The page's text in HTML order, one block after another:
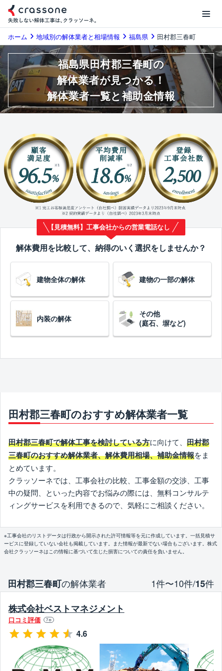
ホーム 地域別の解体業者と相場情報 福島県 田村郡三春町
福島県田村郡三春町の
解体業者が見つかる！
解体業者一覧と補助金情報
【見積無料】工事会社からの営業電話なし
解体費用を比較して、納得のいく選択をしませんか？
建物全体の解体 建物の一部の解体
内装の解体
その他
(庭石、塀など)
田村郡三春町のおすすめ解体業者一覧
田村郡三春町で解体工事を検討している方に向けて、 田村郡
三春町のおすすめ解体業者、解体費用相場、補助金情報をま
とめています。
クラッソーネでは、工事会社の比較、工事金額の交渉、工事
中の疑問、といった内容でお悩みの際には、無料コンサルテ
ィングサービスを利用できるので、気軽にご相談ください。
※工事会社のリストデータは行政から開示された許可情報等を元に作成しています。一括見積サ
ービスに登録していない会社も掲載しています。また情報が最新でない場合もございます。株式
会社クラッソーネはこの情報に基づいて生じた損害についての責任を負いません。
田村郡三春町の解体業者 1件〜10件/15件
株式会社ベストマネジメント
口コミ評価 7件
4.6